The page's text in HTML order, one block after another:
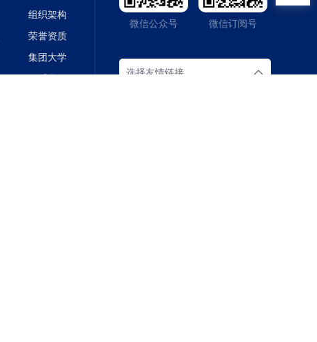
组织架构
荣誉资质
集团大学
微信公众号 微信订阅号
选择友情链接